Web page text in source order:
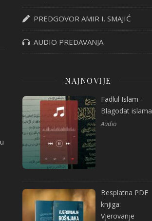
PREDGOVOR AMIR I. SMAJIĆ
AUDIO PREDAVANJA
NAJNOVIJE
Fadlul Islam –
Blagodat islama
Audio
Besplatna PDF
knjiga:
Vjerovanje